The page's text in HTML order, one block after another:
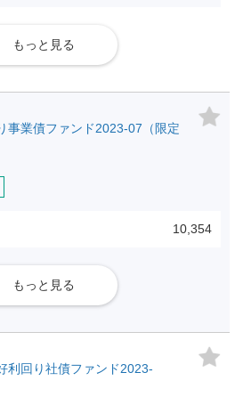
もっと見る
事業債ファンド2023-07（限定
10,354
もっと見る
利回り社債ファンド2023-